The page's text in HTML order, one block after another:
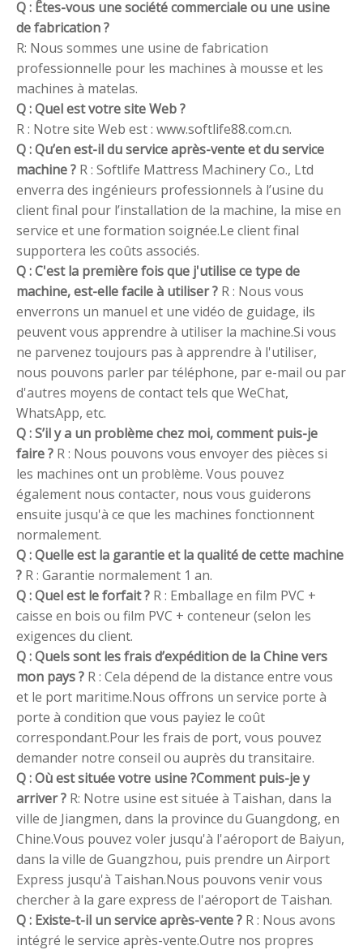
Q : Êtes-vous une société commerciale ou une usine
de fabrication ?
R: Nous sommes une usine de fabrication
professionnelle pour les machines à mousse et les
machines à matelas.
Q : Quel est votre site Web ?
R : Notre site Web est : www.softlife88.com.cn.
Q : Qu’en est-il du service après-vente et du service
machine ? R : Softlife Mattress Machinery Co., Ltd
enverra des ingénieurs professionnels à l’usine du
client final pour l’installation de la machine, la mise en
service et une formation soignée.Le client final
supportera les coûts associés.
Q : C'est la première fois que j'utilise ce type de
machine, est-elle facile à utiliser ? R : Nous vous
enverrons un manuel et une vidéo de guidage, ils
peuvent vous apprendre à utiliser la machine.Si vous
ne parvenez toujours pas à apprendre à l'utiliser,
nous pouvons parler par téléphone, par e-mail ou par
d'autres moyens de contact tels que WeChat,
WhatsApp, etc.
Q : S’il y a un problème chez moi, comment puis-je
faire ? R : Nous pouvons vous envoyer des pièces si
les machines ont un problème. Vous pouvez
également nous contacter, nous vous guiderons
ensuite jusqu'à ce que les machines fonctionnent
normalement.
Q : Quelle est la garantie et la qualité de cette machine
? R : Garantie normalement 1 an.
Q : Quel est le forfait ? R : Emballage en film PVC +
caisse en bois ou film PVC + conteneur (selon les
exigences du client.
Q : Quels sont les frais d’expédition de la Chine vers
mon pays ? R : Cela dépend de la distance entre vous
et le port maritime.Nous offrons un service porte à
porte à condition que vous payiez le coût
correspondant.Pour les frais de port, vous pouvez
demander notre conseil ou auprès du transitaire.
Q : Où est située votre usine ?Comment puis-je y
arriver ? R: Notre usine est située à Taishan, dans la
ville de Jiangmen, dans la province du Guangdong, en
Chine.Vous pouvez voler jusqu'à l'aéroport de Baiyun,
dans la ville de Guangzhou, puis prendre un Airport
Express jusqu'à Taishan.Nous pouvons venir vous
chercher à la gare express de l'aéroport de Taishan.
Q : Existe-t-il un service après-vente ? R : Nous avons
intégré le service après-vente.Outre nos propres